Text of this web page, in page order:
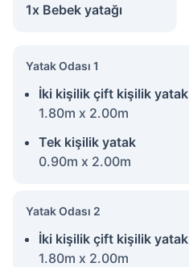
1x Bebek yatağı
Yatak Odası 1
İki kişilik çift kişilik yatak
1.80m x 2.00m
Tek kişilik yatak
0.90m x 2.00m
Yatak Odası 2
İki kişilik çift kişilik yatak
1.80m x 2.00m